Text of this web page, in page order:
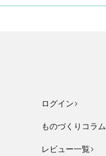
ログイン
ものづくりコラム
レビュー一覧